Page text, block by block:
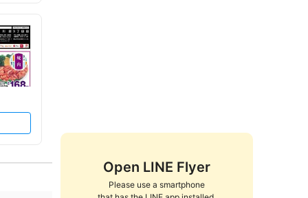
Open LINE Flyer
Please use a smartphone